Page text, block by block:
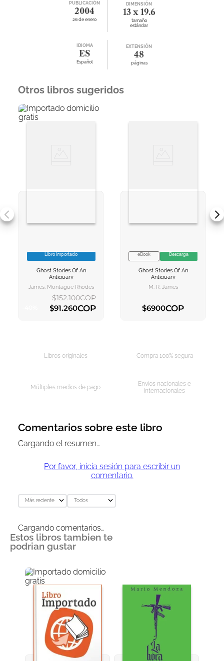
PUBLICACIÓN
2004
26 de enero
DIMENSIÓN
13 x 19.6
tamaño
estándar
IDIOMA
ES
Español
EXTENSIÓN
48
páginas
Otros libros sugeridos
VER INFORMACION
AGREGAR AL
Libro Importado
Ghost Stories Of An
Antiquary
James, Montague Rhodes
$152.100COP
$91.260COP
VER INFORMACION
AGREGAR AL
eBook Descarga
Ghost Stories Of An
Antiquary
M. R. James
$6900COP
Libros originales Compra 100% segura
Múltiples medios de pago
Envíos nacionales e
internacionales
Comentarios sobre este libro
Cargando el resumen…
Por favor, inicia sesión para escribir un
comentario.
Más reciente Todos
Cargando comentarios…
Estos libros tambien te
podrian gustar